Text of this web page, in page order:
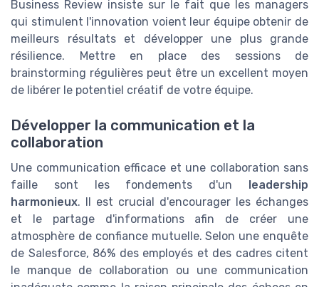
Business Review insiste sur le fait que les managers
qui stimulent l'innovation voient leur équipe obtenir de
meilleurs résultats et développer une plus grande
résilience. Mettre en place des sessions de
brainstorming régulières peut être un excellent moyen
de libérer le potentiel créatif de votre équipe.
Développer la communication et la
collaboration
Une communication efficace et une collaboration sans
faille sont les fondements d'un leadership
harmonieux. Il est crucial d'encourager les échanges
et le partage d'informations afin de créer une
atmosphère de confiance mutuelle. Selon une enquête
de Salesforce, 86% des employés et des cadres citent
le manque de collaboration ou une communication